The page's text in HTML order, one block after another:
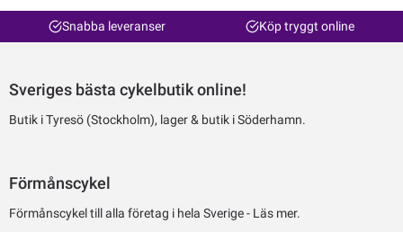
Snabba leveranser Köp tryggt online
Sveriges bästa cykelbutik online!
Butik i Tyresö (Stockholm), lager & butik i Söderhamn.
Förmånscykel
Förmånscykel till alla företag i hela Sverige - Läs mer.